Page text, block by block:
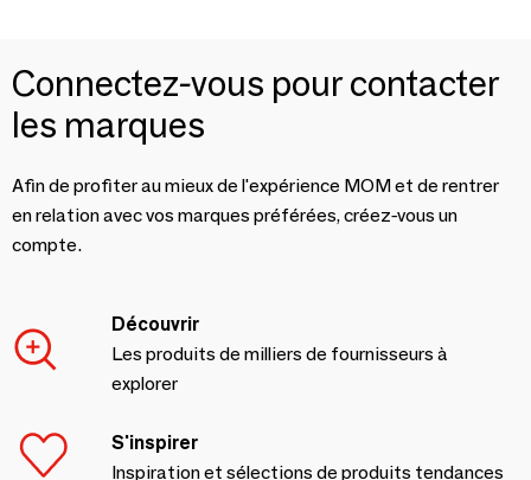
Connectez-vous pour contacter
les marques
Afin de profiter au mieux de l'expérience MOM et de rentrer
en relation avec vos marques préférées, créez-vous un
compte.
Découvrir
Les produits de milliers de fournisseurs à
explorer
S'inspirer
Inspiration et sélections de produits tendances